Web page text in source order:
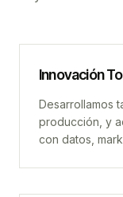
Innovación
Desarrollamos
producción, y
con datos,